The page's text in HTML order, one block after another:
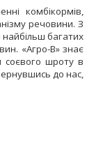
комбікормів,
речовини. З
багатих
«Агро-В» знає
соєвого шроту в
до нас,